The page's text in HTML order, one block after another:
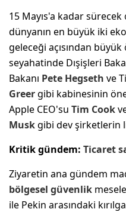
15 Mayıs'a kadar
dünyanın en büyük iki
geleceği açısından büyük
seyahatinde Dışişleri
Bakanı Pete Hegseth ve
Greergibi kabinesinin
Apple CEO'su Tim Cook
Muskgibi dev şirketlerin
Kritik gündem: Ticaret
Ziyaretin ana gündem
bölgesel güvenlik
ile Pekin arasındaki